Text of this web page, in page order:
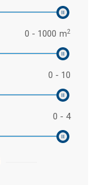
m2
0 - 1000
0 - 10
0 - 4